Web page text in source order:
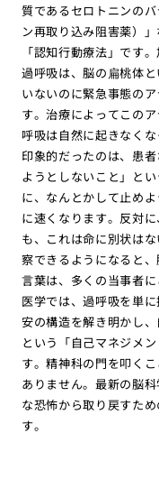
質であるセロトニンの
ン再取り込み阻害薬）
「認知行動療法」です
過呼吸は、脳の扁桃体
いないのに緊急事態の
す。治療によってこの
呼吸は自然に起きなく
印象的だったのは、患
ようとしないこと」と
に、なんとかして止め
に速くなります。反対
も、これは命に別状は
察できるようになると
言葉は、多くの当事者
医学では、過呼吸を単
安の構造を解き明かし
という「自己マネジメ
す。精神科の門を叩く
ありません。最新の脳
な恐怖から取り戻すた
す。